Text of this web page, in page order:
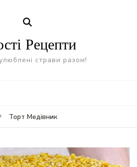
Рецепти
страви разом!
Торт Медівник